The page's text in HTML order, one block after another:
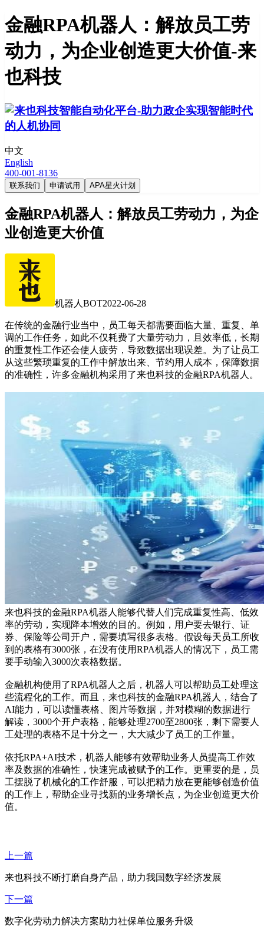
金融RPA机器人：解放员工劳
动力，为企业创造更大价值-来
也科技
中文
English
400-001-8136
联系我们 申请试用 APA星火计划
金融RPA机器人：解放员工劳动力，为企
业创造更大价值
机器人BOT2022-06-28
在传统的金融行业当中，员工每天都需要面临大量、重复、单
调的工作任务，如此不仅耗费了大量劳动力，且效率低，长期
的重复性工作还会使人疲劳，导致数据出现误差。为了让员工
从这些繁琐重复的工作中解放出来、节约用人成本，保障数据
的准确性，许多金融机构采用了来也科技的金融RPA机器人。
来也科技的金融RPA机器人能够代替人们完成重复性高、低效
率的劳动，实现降本增效的目的。例如，用户要去银行、证
券、保险等公司开户，需要填写很多表格。假设每天员工所收
到的表格有3000张，在没有使用RPA机器人的情况下，员工需
要手动输入3000次表格数据。
金融机构使用了RPA机器人之后，机器人可以帮助员工处理这
些流程化的工作。而且，来也科技的金融RPA机器人，结合了
AI能力，可以读懂表格、图片等数据，并对模糊的数据进行
解读，3000个开户表格，能够处理2700至2800张，剩下需要人
工处理的表格不足十分之一，大大减少了员工的工作量。
依托RPA+AI技术，机器人能够有效帮助业务人员提高工作效
率及数据的准确性，快速完成被赋予的工作。更重要的是，员
工摆脱了机械化的工作舒服，可以把精力放在更能够创造价值
的工作上，帮助企业寻找新的业务增长点，为企业创造更大价
值。
上一篇
来也科技不断打磨自身产品，助力我国数字经济发展
下一篇
数字化劳动力解决方案助力社保单位服务升级